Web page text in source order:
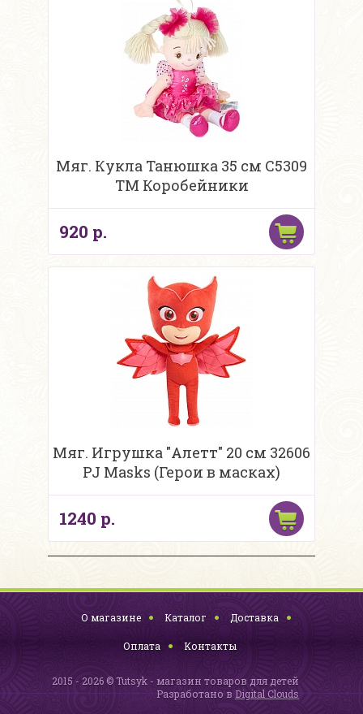
Мяг. Кукла Танюшка 35 см C5309
ТМ Коробейники
920 р.
Мяг. Игрушка "Алетт" 20 см 32606
PJ Masks (Герои в масках)
1240 р.
О магазине Каталог Доставка
Оплата Контакты
2015 - 2026 © Tutsyk - магазин товаров для детей
Разработано в Digital Clouds